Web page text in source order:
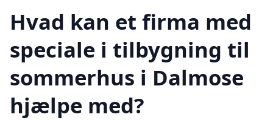
Hvad kan et firma med
speciale i tilbygning til
sommerhus i Dalmose
hjælpe med?